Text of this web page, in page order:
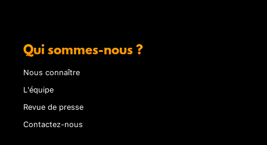
Qui sommes-nous ?
Nous connaître
L'équipe
Revue de presse
Contactez-nous